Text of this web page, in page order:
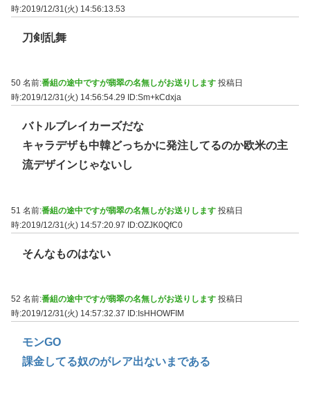
時:2019/12/31(火) 14:56:13.53
刀剣乱舞
50 名前:番組の途中ですが翡翠の名無しがお送りします 投稿日
時:2019/12/31(火) 14:56:54.29
ID:Sm+kCdxja
バトルブレイカーズだな
キャラデザも中韓どっちかに発注してるのか欧米の主
流デザインじゃないし
51 名前:番組の途中ですが翡翠の名無しがお送りします 投稿日
時:2019/12/31(火) 14:57:20.97 ID:OZJK0QfC0
そんなものはない
52 名前:番組の途中ですが翡翠の名無しがお送りします 投稿日
時:2019/12/31(火) 14:57:32.37
ID:IsHHOWFIM
モンGO
課金してる奴のがレア出ないまである